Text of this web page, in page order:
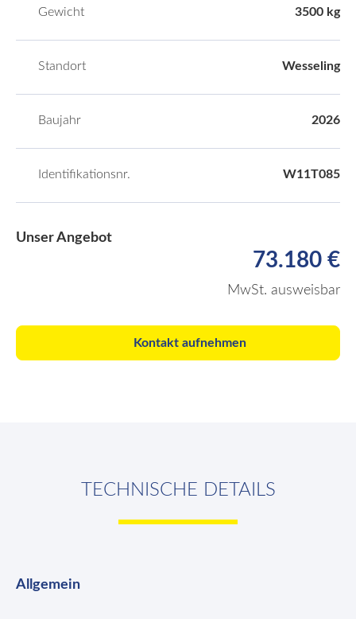
Gewicht 3500 kg
Standort Wesseling
Baujahr 2026
Identifikationsnr. W11T085
Unser Angebot
73.180 €
MwSt. ausweisbar
Kontakt aufnehmen
TECHNISCHE DETAILS
Allgemein